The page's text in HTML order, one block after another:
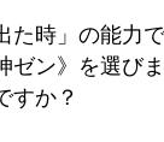
た時」の能力
ゼン》を選び
すか？